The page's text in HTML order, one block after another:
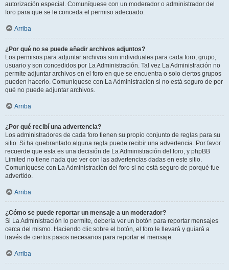
autorización especial. Comuníquese con un moderador o administrador del
foro para que se le conceda el permiso adecuado.
Arriba
¿Por qué no se puede añadir archivos adjuntos?
Los permisos para adjuntar archivos son individuales para cada foro, grupo,
usuario y son concedidos por La Administración. Tal vez La Administración no
permite adjuntar archivos en el foro en que se encuentra o solo ciertos grupos
pueden hacerlo. Comuníquese con La Administración si no está seguro de por
qué no puede adjuntar archivos.
Arriba
¿Por qué recibí una advertencia?
Los administradores de cada foro tienen su propio conjunto de reglas para su
sitio. Si ha quebrantado alguna regla puede recibir una advertencia. Por favor
recuerde que esta es una decisión de La Administración del foro, y phpBB
Limited no tiene nada que ver con las advertencias dadas en este sitio.
Comuníquese con La Administración del foro si no está seguro de porqué fue
advertido.
Arriba
¿Cómo se puede reportar un mensaje a un moderador?
Si La Administración lo permite, debería ver un botón para reportar mensajes
cerca del mismo. Haciendo clic sobre el botón, el foro le llevará y guiará a
través de ciertos pasos necesarios para reportar el mensaje.
Arriba